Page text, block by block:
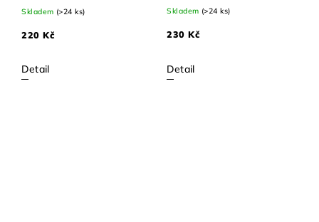
Skladem (>24 ks)
220 Kč
Detail
Skladem (>24 ks)
230 Kč
Detail